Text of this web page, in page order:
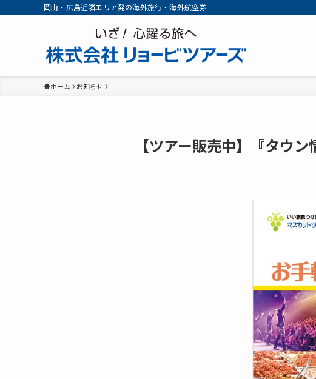
岡山・広島近隣エリア発の海外旅行・海外航空券
ホーム お知らせ
【ツアー販売中】『タウ